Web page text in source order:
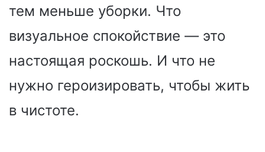
тем меньше уборки. Что
визуальное спокойствие — это
настоящая роскошь. И что не
нужно героизировать, чтобы жить
в чистоте.